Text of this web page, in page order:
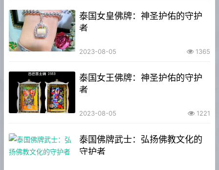
泰国女皇佛牌：神圣护佑的守护
者
2023-08-05 1365
泰国女王佛牌：神圣护佑的守护
者
2023-08-05 1221
泰国佛牌武士：弘扬佛教文化的
守护者